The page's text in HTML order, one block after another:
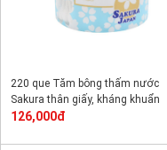
220 que Tăm bông thấm nước
Sakura thân giấy, kháng khuẩn
TB10
126,000đ